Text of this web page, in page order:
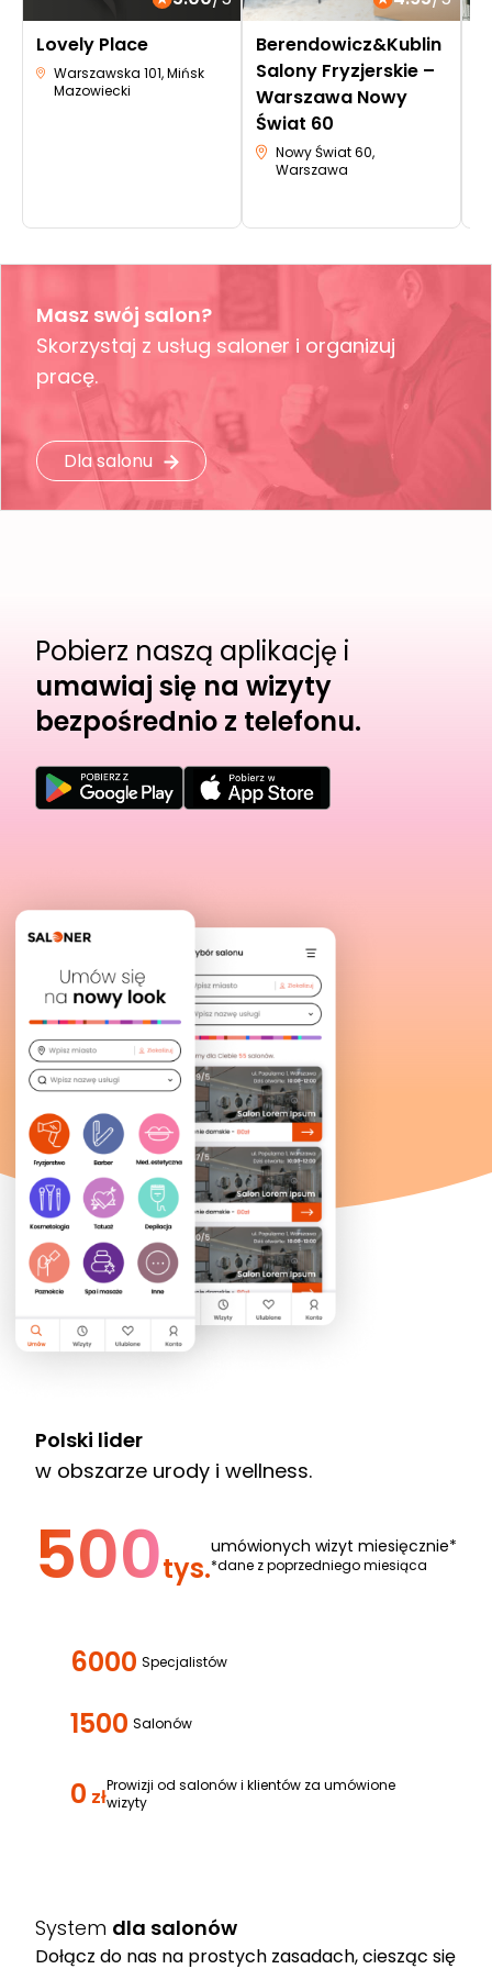
Lovely Place
Warszawska 101, Mińsk
Mazowiecki
Berendowicz&Kublin
Salony Fryzjerskie –
Warszawa Nowy
Świat 60
Nowy Świat 60,
Warszawa
Masz swój salon?
Skorzystaj z usług saloner i organizuj
pracę.
Dla salonu
Pobierz naszą aplikację i
umawiaj się na wizyty
bezpośrednio z telefonu.
Polski lider
w obszarze urody i wellness.
500tys.
umówionych wizyt miesięcznie*
*dane z poprzedniego miesiąca
6000 Specjalistów
1500 Salonów
0 złProwizji od salonów i klientów za umówione
wizyty
System dla salonów
Dołącz do nas na prostych zasadach, ciesząc się